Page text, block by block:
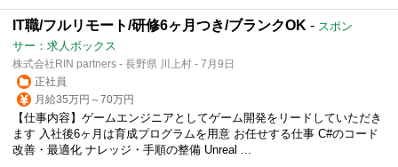
IT職/フルリモート/研修6ヶ月つき/ブランクOK - スポン
サー：求人ボックス
株式会社RIN partners - 長野県 川上村 - 7月9日
正社員
月給35万円～70万円
【仕事内容】ゲームエンジニアとしてゲーム開発をリードしていただき
ます 入社後6ヶ月は育成プログラムを用意 お任せする仕事 C#のコード
改善・最適化 ナレッジ・手順の整備 Unreal ...